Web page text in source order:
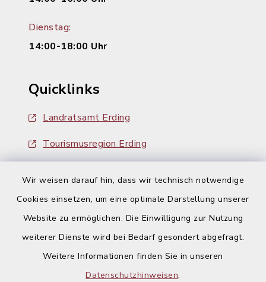
Wir weisen darauf hin, dass wir technisch notwendige
Cookies einsetzen, um eine optimale Darstellung unserer
Website zu ermöglichen. Die Einwilligung zur Nutzung
weiterer Dienste wird bei Bedarf gesondert abgefragt.
Weitere Informationen finden Sie in unseren
Datenschutzhinweisen.
Dienstag:
14:00-18:00 Uhr
Quicklinks
Landratsamt Erding
Tourismusregion Erding
Kontakt